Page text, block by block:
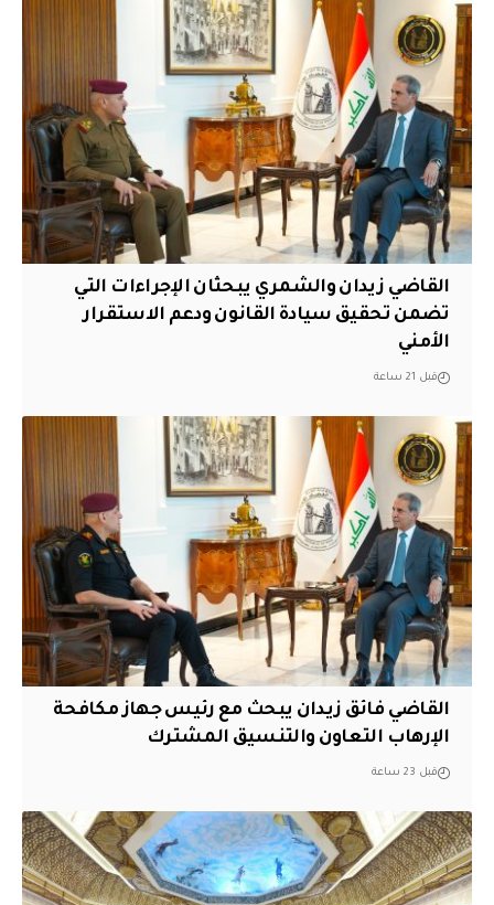
القاضي زيدان والشمري يبحثان الإجراءات التي
تضمن تحقيق سيادة القانون ودعم الاستقرار
الأمني
قبل 21 ساعة
القاضي فائق زيدان يبحث مع رئيس جهاز مكافحة
الإرهاب التعاون والتنسيق المشترك
قبل 23 ساعة